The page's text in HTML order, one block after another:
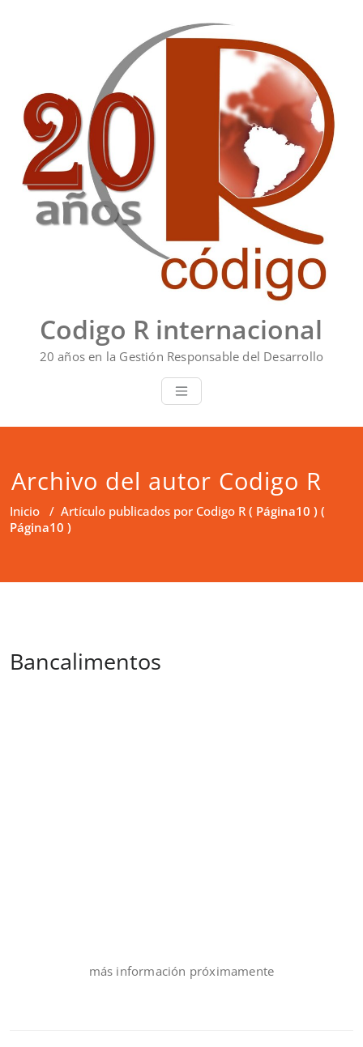
Codigo R internacional
20 años en la Gestión Responsable del Desarrollo
Archivo del autor Codigo R
Inicio / Artículo publicados por Codigo R ( Página10 ) (
Página10 )
Bancalimentos
más información próximamente